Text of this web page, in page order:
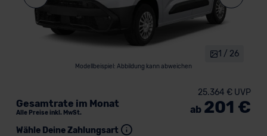
Modellbeispiel: Abbildung kann abweichen
1 / 26
Wähle Deine Zahlungsart
Gesamtrate im Monat
Alle Preise inkl. MwSt.
25.364 € UVP
ab 201 €